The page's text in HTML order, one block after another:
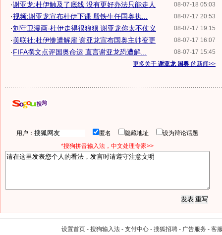
08-07-18 05:03
·谢亚龙:杜伊触及了底线 没有更好办法只能走人
08-07-17 20:53
·视频:谢亚龙宣布杜伊下课 殷铁生任国奥执...
08-07-17 19:15
·刘守卫漫画-杜伊走得很狼狈 谢亚龙你太不仗义
08-07-17 16:07
·美联社:杜伊惨遭解雇 谢亚龙宣布国奥主帅变更
08-07-17 15:45
·FIFA撰文点评国奥命运 直言谢亚龙恐遭解...
更多关于 谢亚龙 国奥 的新闻>>
用户： 匿名 隐藏地址
设为辩论话题
*搜狗拼音输入法，中文处理专家>>
设置首页 - 搜狗输入法 - 支付中心 - 搜狐招聘 - 广告服务 - 客